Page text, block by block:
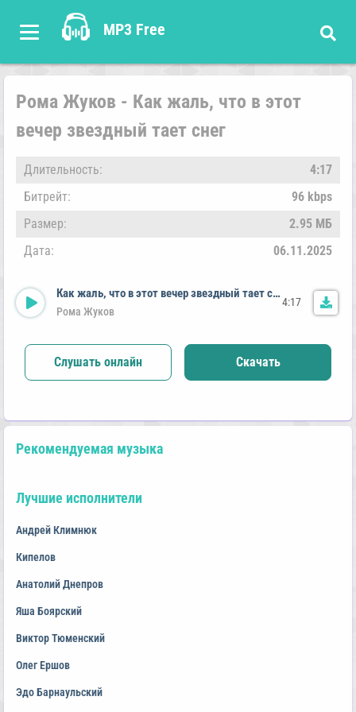
MP3 Free
Рома Жуков - Как жаль, что в этот
вечер звездный тает снег
Длительность:
4:17
Битрейт:
96 kbps
Размер:
2.95 МБ
Дата:
06.11.2025
Как жаль, что в этот вечер звездный тает снег
Рома Жуков
4:17
Слушать онлайн Скачать
Рекомендуемая музыка
Лучшие исполнители
Андрей Климнюк
Кипелов
Анатолий Днепров
Яша Боярский
Виктор Тюменский
Олег Ершов
Эдо Барнаульский